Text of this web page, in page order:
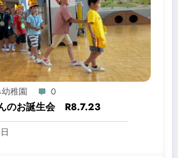
稚園 0
のお誕生会 R8.7.23